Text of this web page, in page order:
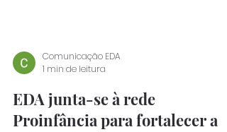
Comunicação EDA
1 min de leitura